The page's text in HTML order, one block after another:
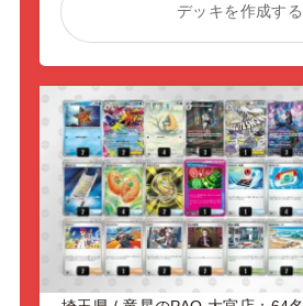
デッキを作成する